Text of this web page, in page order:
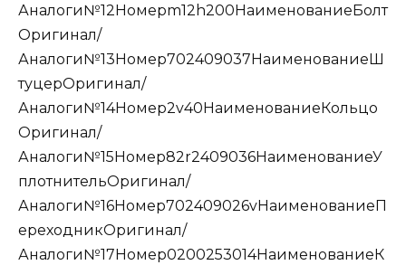
Аналоги№12Номерm12h200НаименованиеБолт
Оригинал/
Аналоги№13Номер702409037НаименованиеШ
туцерОригинал/
Аналоги№14Номер2v40НаименованиеКольцо
Оригинал/
Аналоги№15Номер82r2409036НаименованиеУ
плотнительОригинал/
Аналоги№16Номер702409026vНаименованиеП
ереходникОригинал/
Аналоги№17Номер0200253014НаименованиеК